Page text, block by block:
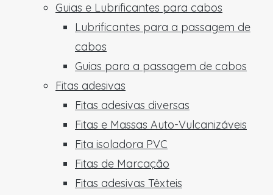
Guias e Lubrificantes para cabos
Lubrificantes para a passagem de
cabos
Guias para a passagem de cabos
Fitas adesivas
Fitas adesivas diversas
Fitas e Massas Auto-Vulcanizáveis
Fita isoladora PVC
Fitas de Marcação
Fitas adesivas Têxteis